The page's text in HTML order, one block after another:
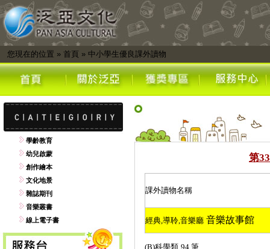
您現在的位置 » 首頁 » 中小學生優良課外讀物
學齡教育
幼兒啟蒙
創作繪本
文化地景
雜誌期刊
音樂叢書
線上電子書
第33
課外讀物名稱
經典,導聆,音樂廳 音樂故事館
(B)科學類 94 筆